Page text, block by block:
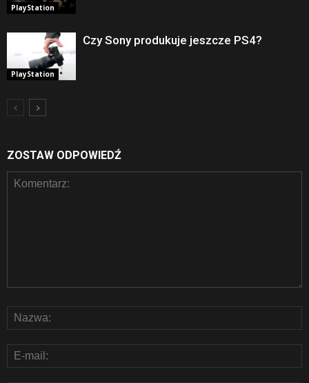
PlayStation
PlayStation
Czy Sony produkuje jeszcze PS4?
ZOSTAW ODPOWIEDŹ